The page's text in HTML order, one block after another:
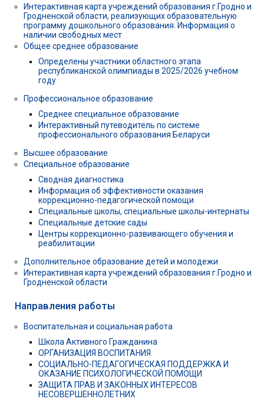
Интерактивная карта учреждений образования г.Гродно и
Гродненской области, реализующих образовательную
программу дошкольного образования. Информация о
наличии свободных мест
Общее среднее образование
Определены участники областного этапа
республиканской олимпиады в 2025/2026 учебном
году
Профессиональное образование
Среднее специальное образование
Интерактивный путеводитель по системе
профессионального образования Беларуси
Высшее образование
Специальное образование
Сводная диагностика
Информация об эффективности оказания
коррекционно-педагогической помощи
Специальные школы, специальные школы-интернаты
Специальные детские сады
Центры коррекционно-развивающего обучения и
реабилитации
Дополнительное образование детей и молодежи
Интерактивная карта учреждений образования г.Гродно и
Гродненской области
Направления работы
Воспитательная и социальная работа
Школа Активного Гражданина
ОРГАНИЗАЦИЯ ВОСПИТАНИЯ
СОЦИАЛЬНО-ПЕДАГОГИЧЕСКАЯ ПОДДЕРЖКА И
ОКАЗАНИЕ ПСИХОЛОГИЧЕСКОЙ ПОМОЩИ
ЗАЩИТА ПРАВ И ЗАКОННЫХ ИНТЕРЕСОВ
НЕСОВЕРШЕННОЛЕТНИХ